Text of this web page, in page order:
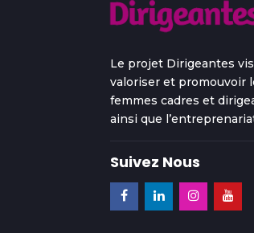
Le projet Dirigeantes
valoriser et promouvoir
femmes cadres et
ainsi que
Suivez Nous